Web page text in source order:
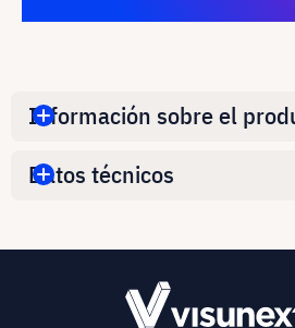
Información sobre el
Datos técnicos